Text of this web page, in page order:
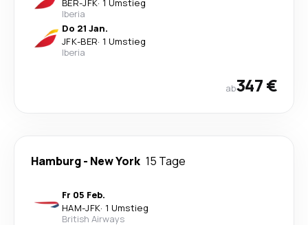
BER-JFK· 1 Umstieg
Iberia
Do 21 Jan.
JFK-BER· 1 Umstieg
Iberia
ab347 €
Hamburg- New York 15 Tage
Fr 05 Feb.
HAM-JFK· 1 Umstieg
British Airways